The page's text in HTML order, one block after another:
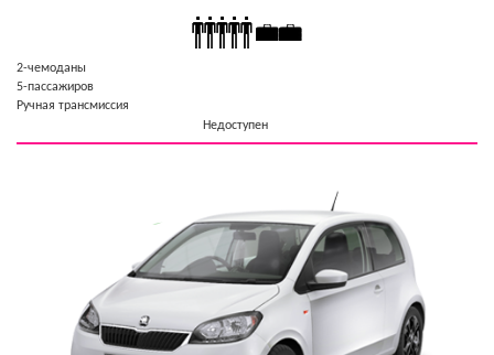
2-чемоданы
5-пассажиров
Ручная трансмиссия
Недоступен